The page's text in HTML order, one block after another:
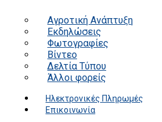
Αγροτική Ανάπτυξη
Εκδηλώσεις
Φωτογραφίες
Βίντεο
Δελτία Τύπου
Άλλοι φορείς
Ηλεκτρονικές Πληρωμές
Επικοινωνία